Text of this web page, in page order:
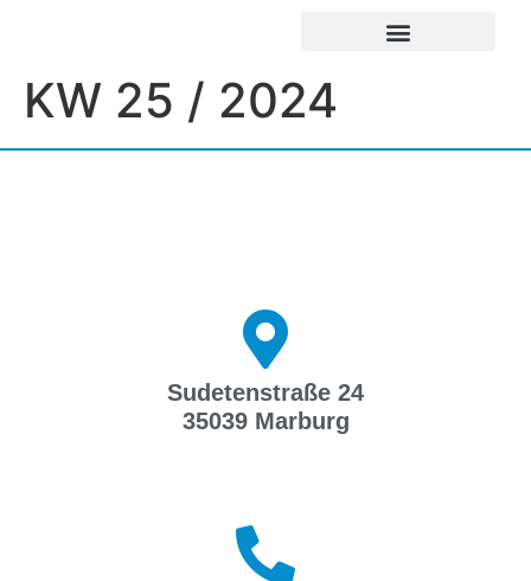
KW 25 / 2024
Sudetenstraße 24
35039 Marburg